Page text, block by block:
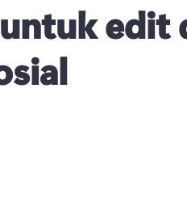
edit